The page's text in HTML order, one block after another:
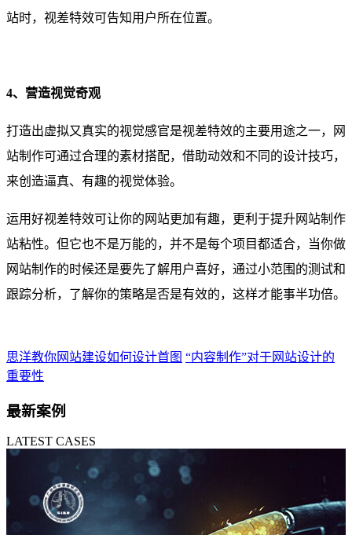
站时，视差特效可告知用户所在位置。
4、营造视觉奇观
打造出虚拟又真实的视觉感官是视差特效的主要用途之一，网
站制作可通过合理的素材搭配，借助动效和不同的设计技巧，
来创造逼真、有趣的视觉体验。
运用好视差特效可让你的网站更加有趣，更利于提升网站制作
站粘性。但它也不是万能的，并不是每个项目都适合，当你做
网站制作的时候还是要先了解用户喜好，通过小范围的测试和
跟踪分析，了解你的策略是否是有效的，这样才能事半功倍。
思洋教你网站建设如何设计首图 “内容制作”对于网站设计的
重要性
最新案例
LATEST CASES